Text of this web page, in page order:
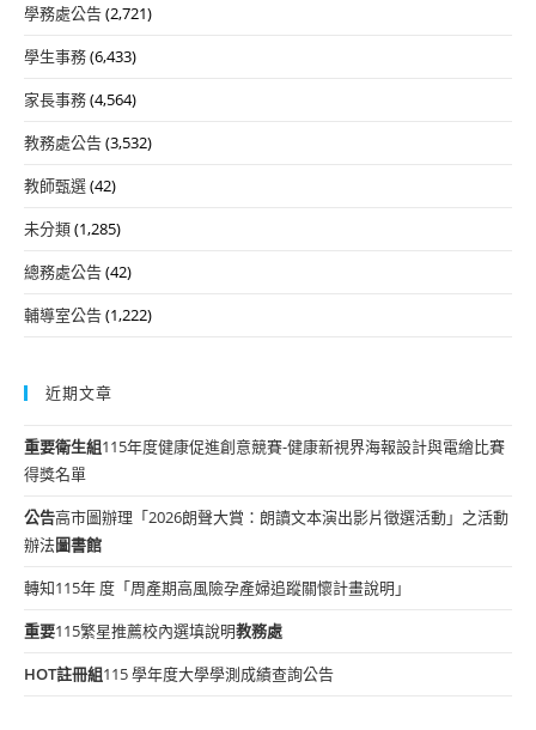
學務處公告(2,721)
學生事務(6,433)
家長事務(4,564)
教務處公告(3,532)
教師甄選(42)
未分類(1,285)
總務處公告(42)
輔導室公告(1,222)
近期文章
重要衛生組115年度健康促進創意競賽-健康新視界海報設計與電繪比賽
得獎名單
公告高市圖辦理「2026朗聲大賞：朗讀文本演出影片徵選活動」之活動
辦法圖書館
轉知115年 度「周產期高風險孕產婦追蹤關懷計畫說明」
重要115繁星推薦校內選填說明教務處
HOT註冊組115 學年度大學學測成績查詢公告